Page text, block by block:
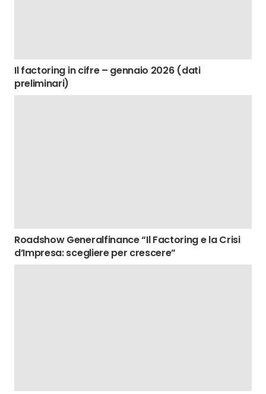
Il factoring in cifre – gennaio 2026 (dati
preliminari)
Roadshow Generalfinance “Il Factoring e la Crisi
d’Impresa: scegliere per crescere”